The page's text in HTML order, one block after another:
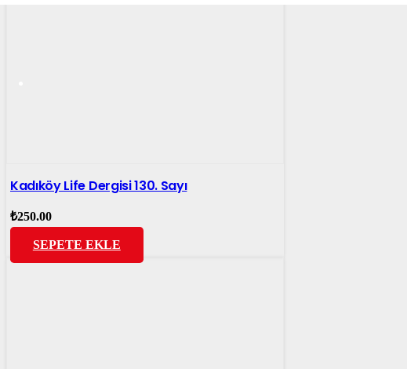
Kadıköy Life Dergisi 130. Sayı
₺250.00
SEPETE EKLE